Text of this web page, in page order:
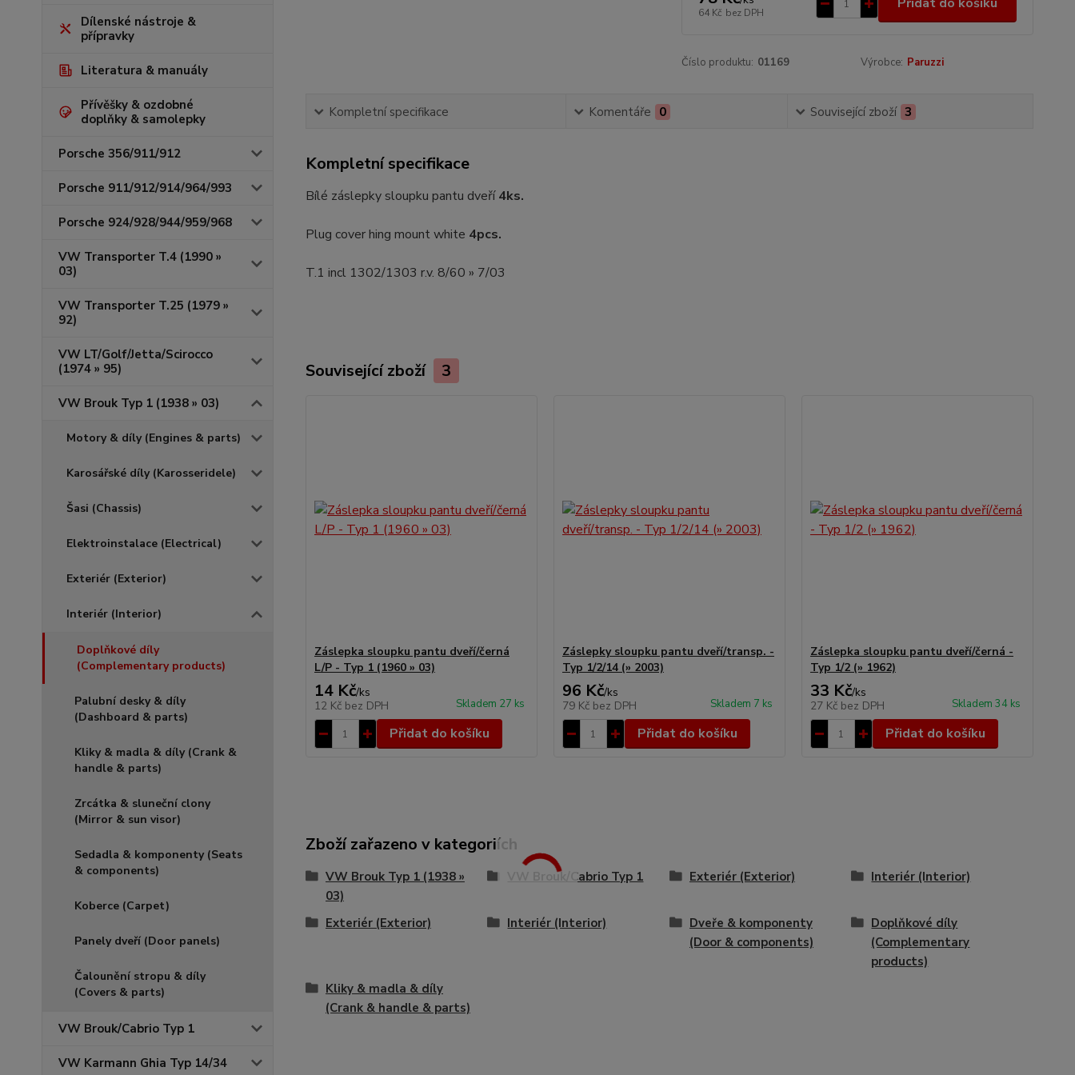
Dílenské nástroje &
přípravky
Literatura & manuály
Přívěšky & ozdobné
doplňky & samolepky
Porsche 356/911/912
Porsche 911/912/914/964/993
Porsche 924/928/944/959/968
VW Transporter T.4 (1990 »
03)
VW Transporter T.25 (1979 »
92)
VW LT/Golf/Jetta/Scirocco
(1974 » 95)
VW Brouk Typ 1 (1938 » 03)
Motory & díly (Engines & parts)
Karosářské díly (Karosseridele)
Šasi (Chassis)
Elektroinstalace (Electrical)
Exteriér (Exterior)
Interiér (Interior)
Doplňkové díly
(Complementary products)
Palubní desky & díly
(Dashboard & parts)
Kliky & madla & díly (Crank &
handle & parts)
Zrcátka & sluneční clony
(Mirror & sun visor)
Sedadla & komponenty (Seats
& components)
Koberce (Carpet)
Panely dveří (Door panels)
Čalounění stropu & díly
(Covers & parts)
VW Brouk/Cabrio Typ 1
VW Karmann Ghia Typ 14/34
64 Kč bez DPH
Číslo produktu: 01169 Výrobce: Paruzzi
Kompletní specifikace Komentáře 0 Související zboží 3
Kompletní specifikace
Bílé záslepky sloupku pantu dveří4ks.
Plug cover hing mount white 4pcs.
T.1 incl 1302/1303 r.v. 8/60 » 7/03
Související zboží 3
Záslepka sloupku pantu dveří/černá
L/P - Typ 1 (1960 » 03)
14 Kč/ks
12 Kč bez DPH Skladem 27 ks
Přidat do košíku
Záslepky sloupku pantu dveří/transp. -
Typ 1/2/14 (» 2003)
96 Kč/ks
79 Kč bez DPH Skladem 7 ks
Přidat do košíku
Záslepka sloupku pantu dveří/černá -
Typ 1/2 (» 1962)
33 Kč/ks
27 Kč bez DPH Skladem 34 ks
Přidat do košíku
Zboží zařazeno v kategoriích
VW Brouk Typ 1 (1938 »
03)
VW Brouk/Cabrio Typ 1 Exteriér (Exterior) Interiér (Interior)
Exteriér (Exterior) Interiér (Interior)
Dveře & komponenty
(Door & components)
Doplňkové díly
(Complementary
products)
Kliky & madla & díly
(Crank & handle & parts)